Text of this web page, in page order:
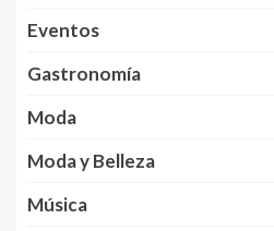
Eventos
Gastronomía
Moda
Moda y Belleza
Música